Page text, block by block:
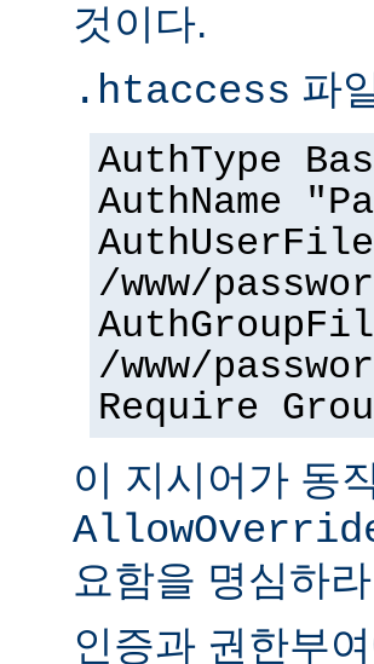
것이다.
.htaccess 파
AuthType
AuthName
AuthUserFile
/www/
/www/
Require
이 지시어가 동
요함을 명심하
인증과 권한부